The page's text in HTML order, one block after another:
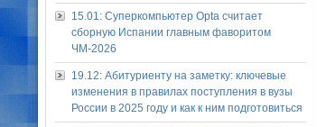
15.01: Суперкомпьютер Opta считает
сборную Испании главным фаворитом
ЧМ-2026
19.12: Абитуриенту на заметку: ключевые
изменения в правилах поступления в вузы
России в 2025 году и как к ним подготовиться